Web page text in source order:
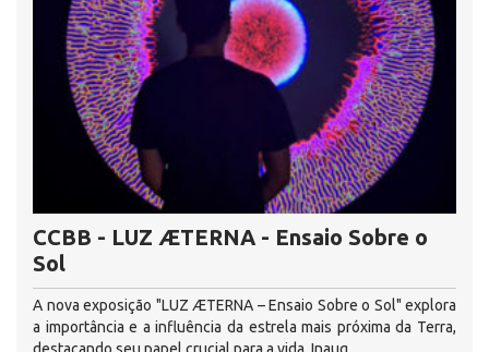
CCBB - LUZ ÆTERNA - Ensaio Sobre o
Sol
A nova exposição "LUZ ÆTERNA – Ensaio Sobre o Sol" explora
a importância e a influência da estrela mais próxima da Terra,